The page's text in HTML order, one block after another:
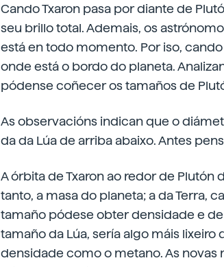
Cando Txaron pasa por diante de
seu brillo total. Ademais, os
está en todo momento. Por iso,
onde está o bordo do planeta.
pódense coñecer os tamaños de
As observacións indican que o
da da Lúa de arriba abaixo. Antes
A órbita de Txaron ao redor de
tanto, a masa do planeta; a da Terra,
tamaño pódese obter densidade e
tamaño da Lúa, sería algo máis lixeiro
densidade como o metano. As